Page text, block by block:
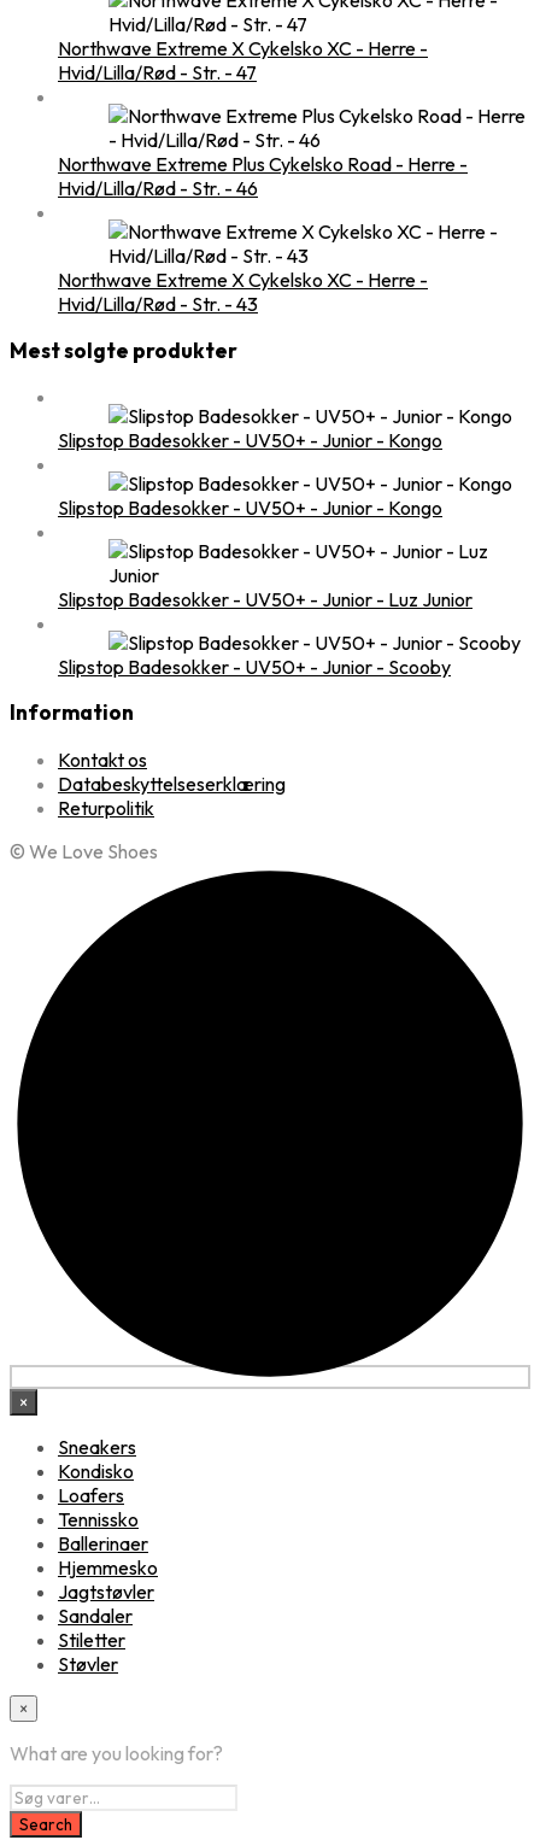
Northwave Extreme X Cykelsko XC - Herre -
Hvid/Lilla/Rød - Str. - 47
Northwave Extreme Plus Cykelsko Road - Herre -
Hvid/Lilla/Rød - Str. - 46
Northwave Extreme X Cykelsko XC - Herre -
Hvid/Lilla/Rød - Str. - 43
Mest solgte produkter
Slipstop Badesokker - UV50+ - Junior - Kongo
Slipstop Badesokker - UV50+ - Junior - Kongo
Slipstop Badesokker - UV50+ - Junior - Luz Junior
Slipstop Badesokker - UV50+ - Junior - Scooby
Information
Kontakt os
Databeskyttelseserklæring
Returpolitik
© We Love Shoes
×
Sneakers
Kondisko
Loafers
Tennissko
Ballerinaer
Hjemmesko
Jagtstøvler
Sandaler
Stiletter
Støvler
×
What are you looking for?